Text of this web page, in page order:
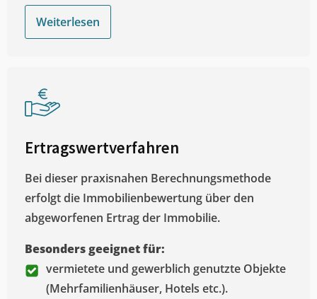
Weiterlesen
Ertragswertverfahren
Bei dieser praxisnahen Berechnungsmethode
erfolgt die Immobilienbewertung über den
abgeworfenen Ertrag der Immobilie.
Besonders geeignet für:
vermietete und gewerblich genutzte Objekte
(Mehrfamilienhäuser, Hotels etc.).